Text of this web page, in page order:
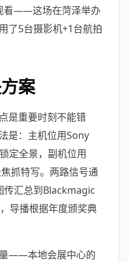
看——这场在菏泽举办
了5台摄影机+1台航拍
案
是重要时刻不能错
是：主机位用Sony
定全景，副机位用
抓特写。两路信号通
汇总到Blackmagic
导播根据年度颁奖典
——本地会展中心的